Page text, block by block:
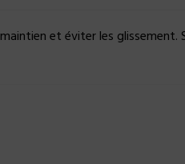
et éviter les glissement.